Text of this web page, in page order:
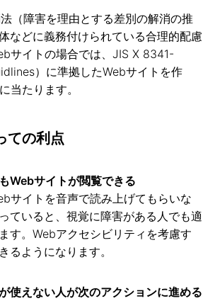
（障害を理由とする差別の解消の推
などに義務付けられている合理的配慮
サイトの場合では、JIS X 8341-
）に準拠したWebサイトを作
当たります。
ての利点
Webサイトが閲覧できる
サイトを音声で読み上げてもらいな
ていると、視覚に障害がある人でも適
す。Webアクセシビリティを考慮す
るようになります。
使えない人が次のアクションに進める